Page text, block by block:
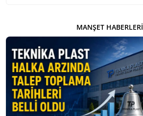
MANŞET HABERLERI